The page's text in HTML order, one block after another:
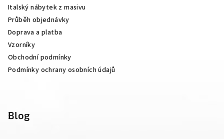
Italský nábytek z masivu
Průběh objednávky
Doprava a platba
Vzorníky
Obchodní podmínky
Podmínky ochrany osobních údajů
Blog